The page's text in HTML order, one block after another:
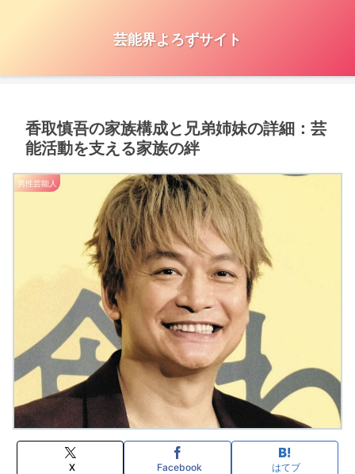
芸能界よろずサイト
香取慎吾の家族構成と兄弟姉妹の詳細：芸
能活動を支える家族の絆
男性芸能人
X Facebook はてブ